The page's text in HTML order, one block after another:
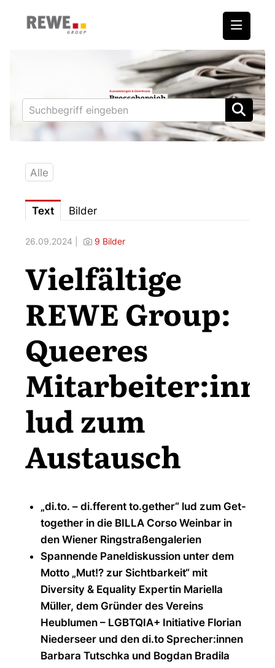
REWE International AG
BILLA
PENNY
BIPA
Downloads
Fotos – Vorstand
Kontakt
Alle
Text Bilder
26.09.2024 | 9 Bilder
Vielfältige
REWE Group:
Queeres
lud zum
Austausch
„di.to. – di.fferent to.gether“ lud zum Get-
together in die BILLA Corso Weinbar in
den Wiener Ringstraßengalerien
Spannende Paneldiskussion unter dem
Motto „Mut!? zur Sichtbarkeit“ mit
Diversity & Equality Expertin Mariella
Müller, dem Gründer des Vereins
Heublumen – LGBTQIA+ Initiative Florian
Niederseer und den di.to Sprecher:innen
Barbara Tutschka und Bogdan Bradila